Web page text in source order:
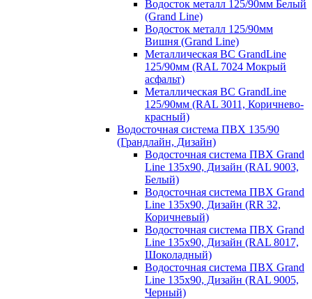
Водосток металл 125/90мм Белый
(Grand Line)
Водосток металл 125/90мм
Вишня (Grand Line)
Металлическая ВС GrandLine
125/90мм (RAL 7024 Мокрый
асфальт)
Металлическая ВС GrandLine
125/90мм (RAL 3011, Коричнево-
красный)
Водосточная система ПВХ 135/90
(Грандлайн, Дизайн)
Водосточная система ПВХ Grand
Line 135х90, Дизайн (RAL 9003,
Белый)
Водосточная система ПВХ Grand
Line 135х90, Дизайн (RR 32,
Коричневый)
Водосточная система ПВХ Grand
Line 135х90, Дизайн (RAL 8017,
Шоколадный)
Водосточная система ПВХ Grand
Line 135х90, Дизайн (RAL 9005,
Черный)